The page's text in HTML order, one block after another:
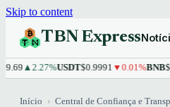
Skip to content
TBN Express
USDT$0.9991▼0.01%BNB$574.47
Início › Central de Confiança e